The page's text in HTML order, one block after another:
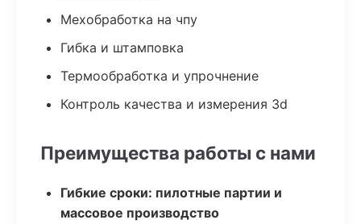
Мехобработка на чпу
Гибка и штамповка
Термообработка и упрочнение
Контроль качества и измерения 3d
Преимущества работы с нами
Гибкие сроки: пилотные партии и
массовое производство